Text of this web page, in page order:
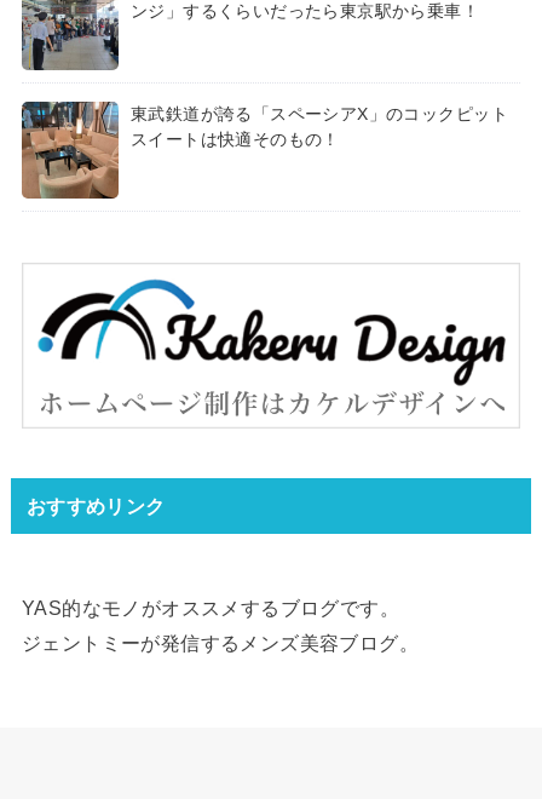
ンジ」するくらいだったら東京駅から乗車！
東武鉄道が誇る「スペーシアX」のコックピット
スイートは快適そのもの！
おすすめリンク